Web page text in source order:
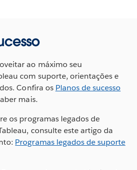
ao máximo seu
com suporte, orientações e
Confira os Planos de sucesso
mais.
os programas legados de
consulte este artigo da
Programas legados de suporte